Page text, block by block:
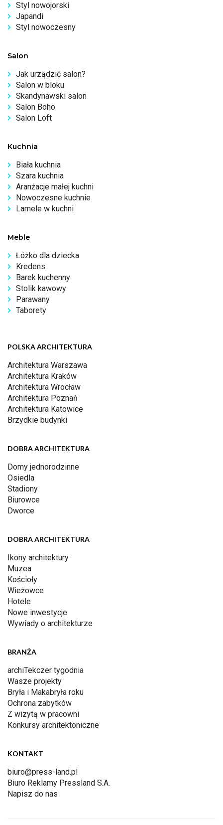
Styl nowojorski
Japandi
Styl nowoczesny
Salon
Jak urządzić salon?
Salon w bloku
Skandynawski salon
Salon Boho
Salon Loft
Kuchnia
Biała kuchnia
Szara kuchnia
Aranżacje małej kuchni
Nowoczesne kuchnie
Lamele w kuchni
Meble
Łóżko dla dziecka
Kredens
Barek kuchenny
Stolik kawowy
Parawany
Taborety
POLSKA ARCHITEKTURA
Architektura Warszawa
Architektura Kraków
Architektura Wrocław
Architektura Poznań
Architektura Katowice
Brzydkie budynki
DOBRA ARCHITEKTURA
Domy jednorodzinne
Osiedla
Stadiony
Biurowce
Dworce
DOBRA ARCHITEKTURA
Ikony architektury
Muzea
Kościoły
Wieżowce
Hotele
Nowe inwestycje
Wywiady o architekturze
BRANŻA
archiTekczer tygodnia
Wasze projekty
Bryła i Makabryła roku
Ochrona zabytków
Z wizytą w pracowni
Konkursy architektoniczne
KONTAKT
biuro@press-land.pl
Biuro Reklamy Pressland S.A.
Napisz do nas